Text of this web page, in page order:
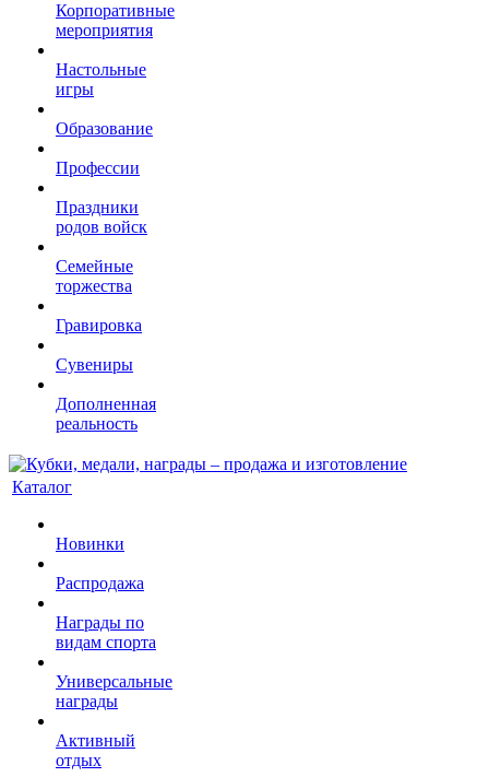
Корпоративные
мероприятия
Настольные
игры
Образование
Профессии
Праздники
родов войск
Семейные
торжества
Гравировка
Сувениры
Дополненная
реальность
Каталог
Новинки
Распродажа
Награды по
видам спорта
Универсальные
награды
Активный
отдых